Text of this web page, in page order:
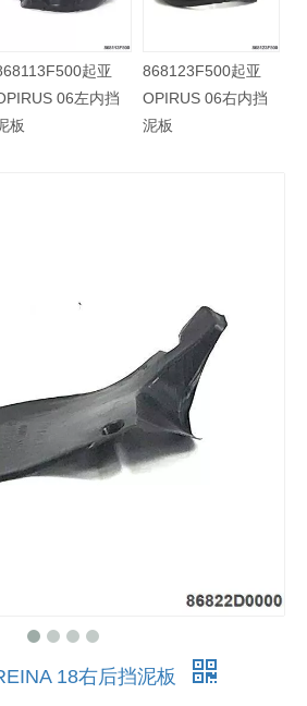
亚
挡
868113F500起亚
OPIRUS 06左内挡
868123F500
OPIRUS 06右
18右后挡泥板